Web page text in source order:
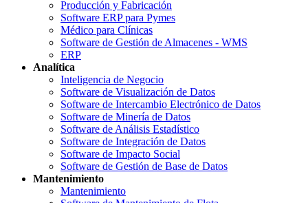
Producción y Fabricación
Software ERP para Pymes
Médico para Clínicas
Software de Gestión de Almacenes - WMS
ERP
Analítica
Inteligencia de Negocio
Software de Visualización de Datos
Software de Intercambio Electrónico de Datos
Software de Minería de Datos
Software de Análisis Estadístico
Software de Integración de Datos
Software de Impacto Social
Software de Gestión de Base de Datos
Mantenimiento
Mantenimiento